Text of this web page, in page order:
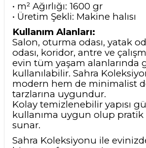
• m² Ağırlığı: 1600 gr
• Üretim Şekli: Makine halısı
Kullanım Alanları:
Salon, oturma odası, yatak
odası, koridor, antre ve
evin tüm yaşam alanlarında
kullanılabilir. Sahra
modern hem de minimalist
tarzlarına uygundur.
Kolay temizlenebilir yapısı
kullanıma uygun olup pratik
sunar.
Sahra Koleksiyonu ile